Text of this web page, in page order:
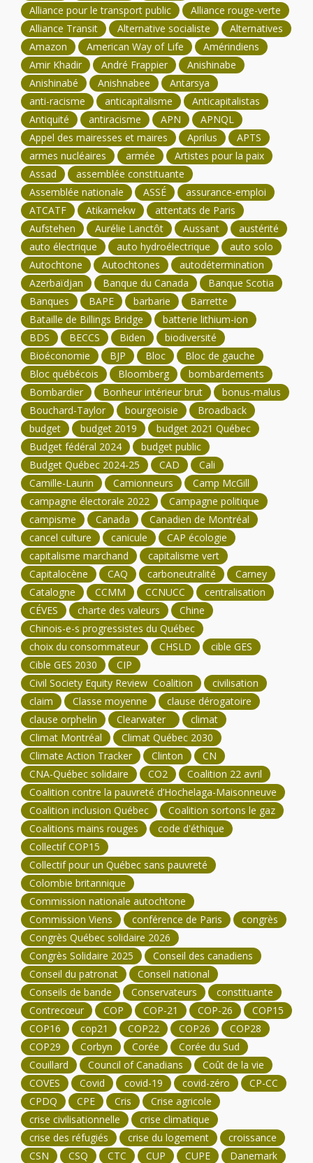
Alliance pour le transport public
Alliance rouge-verte
Alliance Transit
Alternative socialiste
Alternatives
Amazon
American Way of Life
Amérindiens
Amir Khadir
André Frappier
Anishinabe
Anishinabé
Anishnabee
Antarsya
anti-racisme
anticapitalisme
Anticapitalistas
Antiquité
antiracisme APN
APNQL
Appel des mairesses et maires
Aprilus
APTS
armes nucléaires
armée
Artistes pour la paix
Assad
assemblée constituante
Assemblée nationale
ASSÉ
assurance-emploi
ATCATF
Atikamekw
attentats de Paris
Aufstehen
Aurélie Lanctôt Aussant
austérité
auto électrique
auto hydroélectrique
auto solo
Autochtone
Autochtones
autodétermination
Azerbaïdjan
Banque du Canada
Banque Scotia
Banques
BAPE barbarie
Barrette
Bataille de Billings Bridge
batterie lithium-ion
BDS
BECCS Biden
biodiversité
Bioéconomie
BJP Bloc
Bloc de gauche
Bloc québécois
Bloomberg
bombardements
Bombardier
Bonheur intérieur brut
bonus-malus
Bouchard-Taylor
bourgeoisie
Broadback
budget
budget 2019
budget 2021 Québec
Budget fédéral 2024
budget public
Budget Québec 2024-25
CAD
Cali
Camille-Laurin
Camionneurs
Camp McGill
campagne électorale 2022
Campagne politique
campisme
Canada
Canadien de Montréal
cancel culture
canicule
CAP écologie
capitalisme marchand
capitalisme vert
Capitalocène
CAQ carboneutralité
Carney
Catalogne
CCMM CCNUCC
centralisation
CÉVES
charte des valeurs
Chine
Chinois-e-s progressistes du Québec
choix du consommateur
CHSLD
cible GES
Cible GES 2030
CIP
Civil Society Equity Review Coalition
civilisation
claim
Classe moyenne
clause dérogatoire
clause orphelin
Clearwater
climat
Climat Montréal
Climat Québec 2030
Climate Action Tracker
Clinton
CN
CNA-Québec solidaire
CO2
Coalition 22 avril
Coalition contre la pauvreté d’Hochelaga-Maisonneuve
Coalition inclusion Québec
Coalition sortons le gaz
Coalitions mains rouges
code d'éthique
Collectif COP15
Collectif pour un Québec sans pauvreté
Colombie britannique
Commission nationale autochtone
Commission Viens
conférence de Paris
congrès
Congrès Québec solidaire 2026
Congrès Solidaire 2025
Conseil des canadiens
Conseil du patronat
Conseil national
Conseils de bande
Conservateurs
constituante
Contrecœur
COP COP-21 COP-26
COP15
COP16
cop21 COP22 COP26
COP28
COP29
Corbyn Corée
Corée du Sud
Couillard
Council of Canadians
Coût de la vie
COVES
Covid covid-19 covid-zéro
CP-CC
CPDQ
CPE Cris
Crise agricole
crise civilisationnelle
crise climatique
crise des réfugiés
crise du logement
croissance
CSN
CSQ CTC CUP CUPE
Danemark